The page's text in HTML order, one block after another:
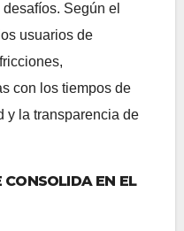
Según el
usuarios de
con los tiempos de
y la transparencia de
CONSOLIDA EN EL